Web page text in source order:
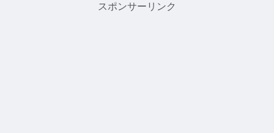
スポンサーリンク